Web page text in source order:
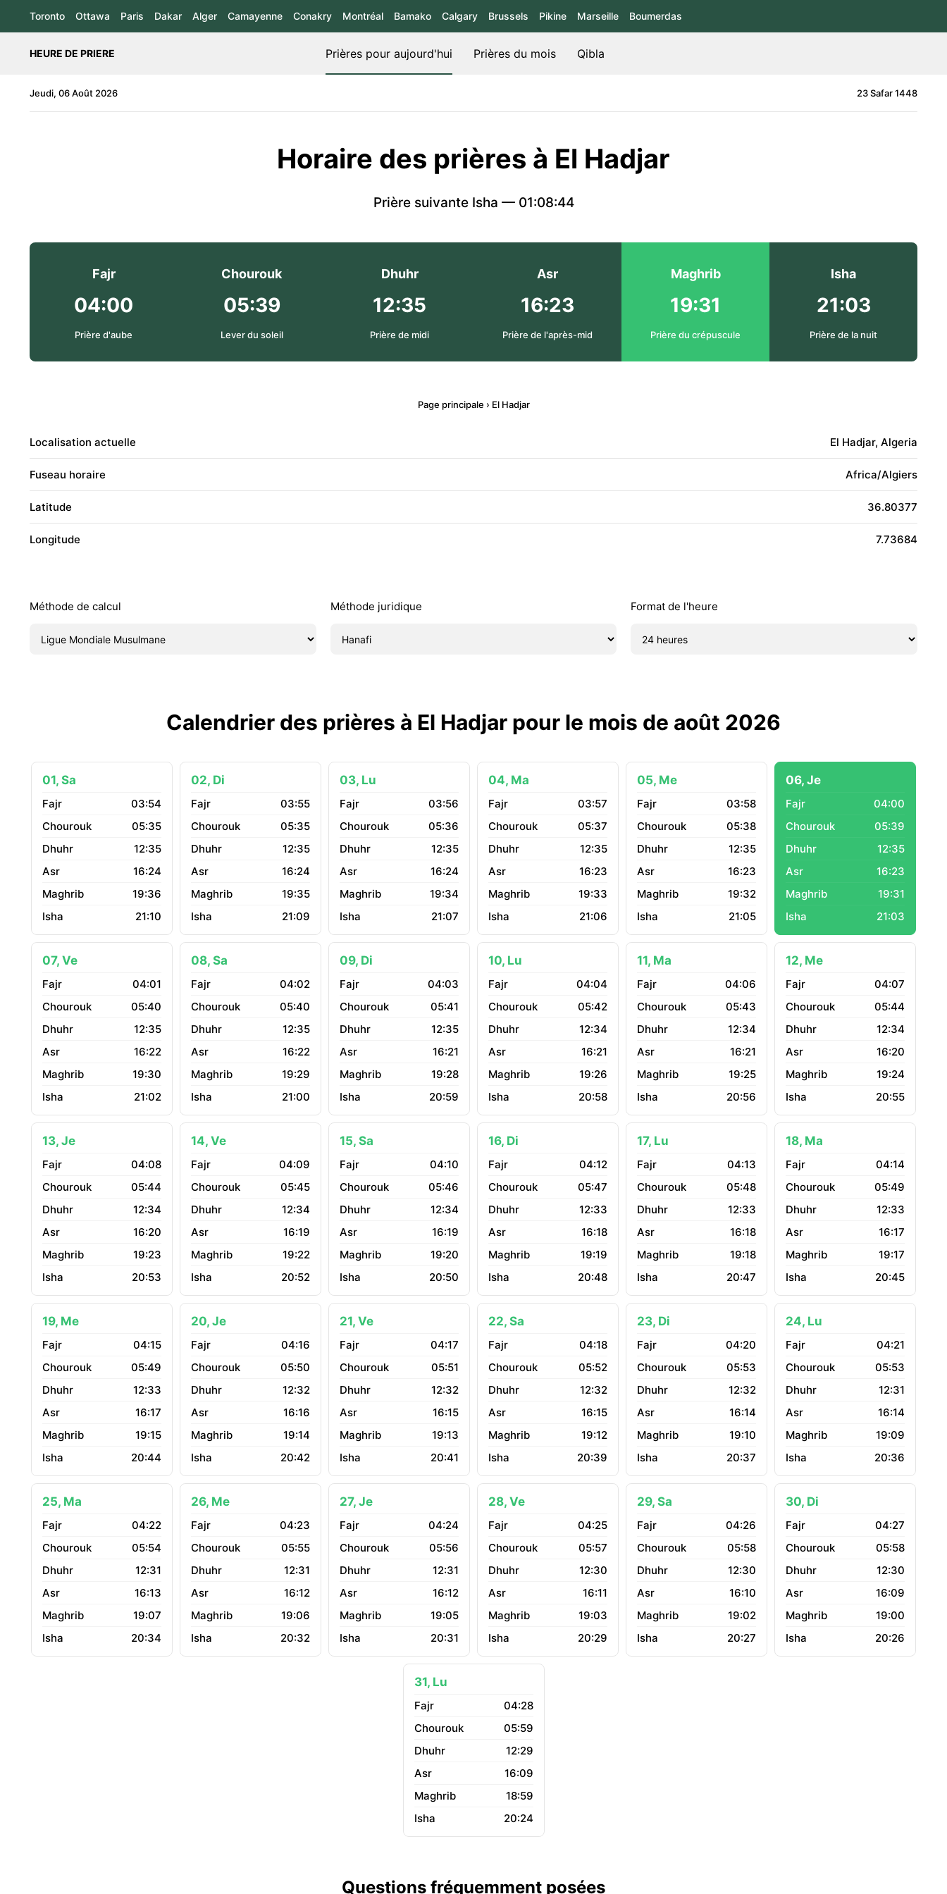
Toronto Ottawa Paris Dakar Alger Camayenne Conakry Montréal Bamako Calgary Brussels Pikine Marseille Boumerdas
HEURE DE PRIERE Prières pour aujourd'hui Prières du mois Qibla
Jeudi, 06 Août 2026 23 Safar 1448
Horaire des prières à El Hadjar
Prière suivante Isha — 01:08:43
Fajr
04:00
Prière d'aube
Chourouk
05:39
Lever du soleil
Dhuhr
12:35
Prière de midi
Asr
16:23
Prière de l'après-mid
Maghrib
19:31
Prière du crépuscule
Isha
21:03
Prière de la nuit
Page principale › El Hadjar
Localisation actuelle El Hadjar, Algeria
Fuseau horaire Africa/Algiers
Latitude 36.80377
Longitude 7.73684
Méthode de calcul Méthode juridique Format de l'heure
Calendrier des prières à El Hadjar pour le mois de août 2026
01, Sa
03:54
05:35
12:35
16:24
19:36
21:10
02, Di
03:55
05:35
12:35
16:24
19:35
21:09
03, Lu
03:56
05:36
12:35
16:24
19:34
21:07
04, Ma
03:57
05:37
12:35
16:23
19:33
21:06
05, Me
03:58
05:38
12:35
16:23
19:32
21:05
06, Je
04:00
05:39
12:35
16:23
19:31
21:03
07, Ve
04:01
05:40
12:35
16:22
19:30
21:02
08, Sa
04:02
05:40
12:35
16:22
19:29
21:00
09, Di
04:03
05:41
12:35
16:21
19:28
20:59
10, Lu
04:04
05:42
12:34
16:21
19:26
20:58
11, Ma
04:06
05:43
12:34
16:21
19:25
20:56
12, Me
04:07
05:44
12:34
16:20
19:24
20:55
13, Je
04:08
05:44
12:34
16:20
19:23
20:53
14, Ve
04:09
05:45
12:34
16:19
19:22
20:52
15, Sa
04:10
05:46
12:34
16:19
19:20
20:50
16, Di
04:12
05:47
12:33
16:18
19:19
20:48
17, Lu
04:13
05:48
12:33
16:18
19:18
20:47
18, Ma
04:14
05:49
12:33
16:17
19:17
20:45
19, Me
04:15
05:49
12:33
16:17
19:15
20:44
20, Je
04:16
05:50
12:32
16:16
19:14
20:42
21, Ve
04:17
05:51
12:32
16:15
19:13
20:41
22, Sa
04:18
05:52
12:32
16:15
19:12
20:39
23, Di
04:20
05:53
12:32
16:14
19:10
20:37
24, Lu
04:21
05:53
12:31
16:14
19:09
20:36
25, Ma
04:22
05:54
12:31
16:13
19:07
20:34
26, Me
04:23
05:55
12:31
16:12
19:06
20:32
27, Je
04:24
05:56
12:31
16:12
19:05
20:31
28, Ve
04:25
05:57
12:30
16:11
19:03
20:29
29, Sa
04:26
05:58
12:30
16:10
19:02
20:27
30, Di
04:27
05:58
12:30
16:09
19:00
20:26
31, Lu
04:28
05:59
12:29
16:09
18:59
20:24
Questions fréquemment posées